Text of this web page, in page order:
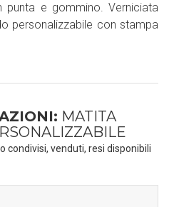
e gommino. Verniciata
personalizzabile con stampa
MATITA
condivisi, venduti, resi disponibili